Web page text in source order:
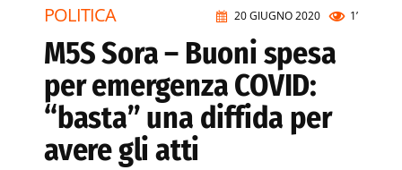
20 GIUGNO 2020 1’
POLITICA
M5S Sora – Buoni spesa
per emergenza COVID:
“basta” una diffida per
avere gli atti